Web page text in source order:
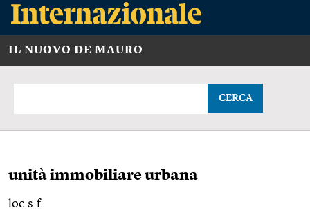
IL NUOVO DE MAURO
CERCA
unità immobiliare urbana
loc.s.f.